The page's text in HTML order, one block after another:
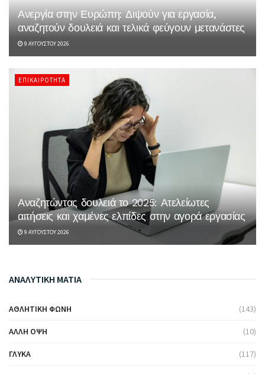
Ανεργία στην Ευρώπη: Διψούν για εργασία,
αναζητούν δουλειά και τελικά φεύγουν μετανάστες
9 ΑΥΓΟΎΣΤΟΥ 2026
ΕΠΙΚΑΙΡΌΤΗΤΑ
Αναζητώντας δουλειά το 2025: Ατελείωτες
αιτήσεις και χαμένες ελπίδες στην αγορά εργασίας
9 ΑΥΓΟΎΣΤΟΥ 2026
ΑΝΑΛΥΤΙΚΗ ΜΑΤΙΑ
ΑΘΛΗΤΙΚΉ ΦΩΝΉ (143)
ΆΛΛΗ ΌΨΗ (10)
ΓΛΥΚΆ (117)